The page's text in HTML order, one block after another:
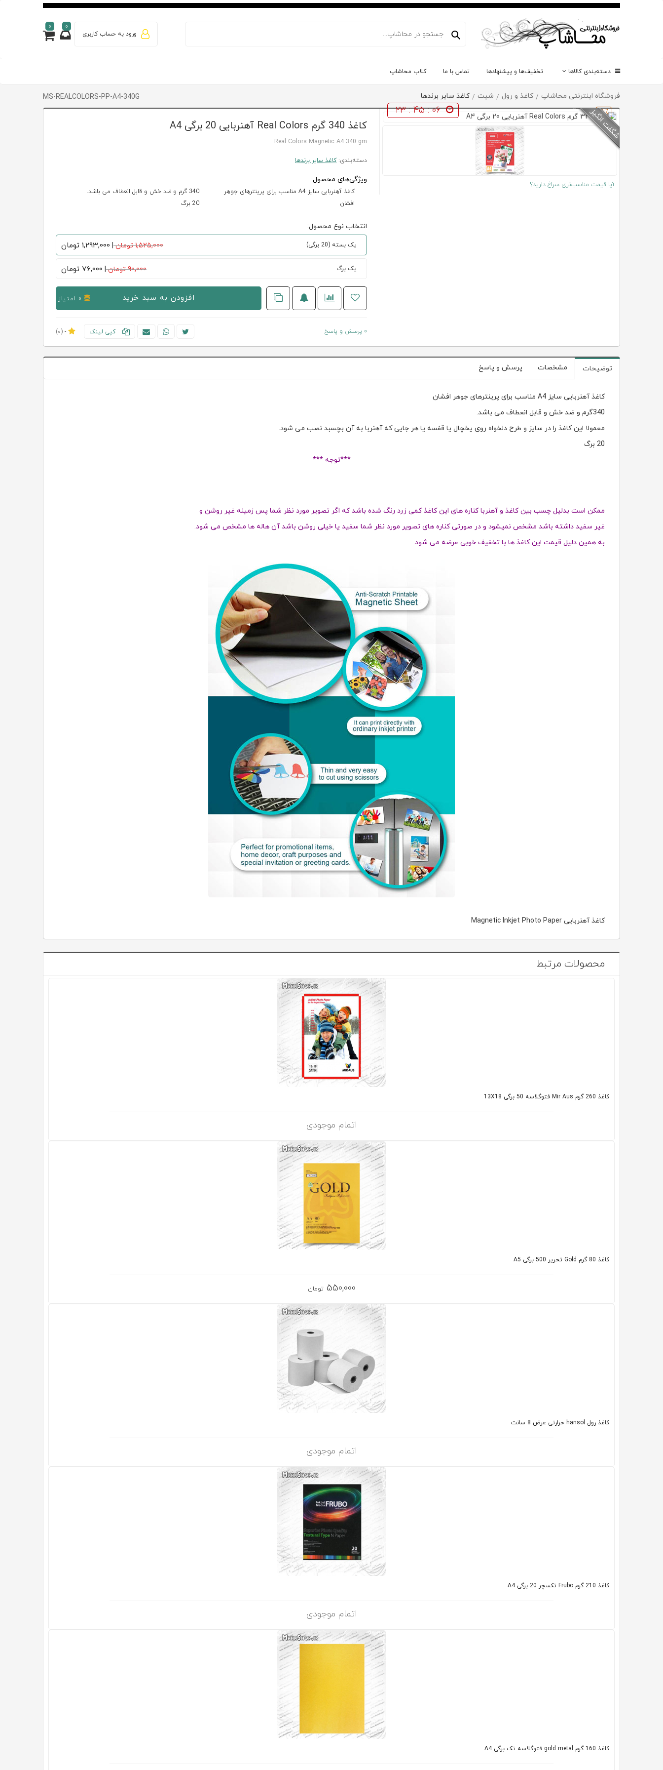
ورود به حساب کاربری
0
0
دسته‌بندی کالاها تخفیف‌ها و پیشنهادها تماس با ما کلاب محاشاپ
فروشگاه اینترنتی محاشاپ / کاغذ و رول / شیت / کاغذ سایر برندها MS-REALCOLORS-PP-A4-340G
23 : 45 : 05 16٪
آیا قیمت مناسب‌تری سراغ دارید؟
کاغذ 340 گرم Real Colors آهنربایی 20 برگی A4
Real Colors Magnetic A4 340 gm
دسته‌بندی:کاغذ سایر برندها
ویژگی‌های محصول:
کاغذ آهنربایی سایز A4 مناسب برای پرینترهای جوهر
افشان
340 گرم و ضد خش و قابل انعطاف می باشد.
20 برگ
انتخاب نوع محصول:
یک بسته (20 برگی) 1,525,000 تومان |
1,293,000 تومان
یک برگ 90,000 تومان |
76,000 تومان
افزودن به سبد خرید 0 امتیاز
0 پرسش و پاسخ کپی لینک -
(0)
توضیحات مشخصات پرسش و پاسخ
کاغذ آهنربایی سایز A4 مناسب برای پرینترهای جوهر افشان
340گرم و ضد خش و قابل انعطاف می باشد.
معمولا این کاغذ را در سایز و طرح دلخواه روی یخچال یا قفسه یا هر جایی که آهنربا به آن بچسبد نصب می شود.
20 برگ
***توجه ***
ممکن است بدلیل چسب بین کاغذ و آهنربا کناره های این کاغذ کمی زرد رنگ شده باشد که اگر تصویر مورد نظر شما پس زمینه غیر روشن و
غیر سفید داشته باشد مشخص نمیشود و در صورتی کناره های تصویر مورد نظر شما سفید یا خیلی روشن باشد آن هاله ها مشخص می شود.
به همین دلیل قیمت این کاغذ ها با تخفیف خوبی عرضه می شود.
کاغذ آهنربایی Magnetic Inkjet Photo Paper
محصولات مرتبط
کاغذ 260 گرم Mir Aus فتوگلاسه 50 برگی 13X18
اتمام موجودی
کاغذ 80 گرم Gold تحریر 500 برگی A5
550,000 تومان
کاغذ رول hansol حرارتی عرض 8 سانت
اتمام موجودی
کاغذ 210 گرم Frubo تکسچر 20 برگی A4
اتمام موجودی
کاغذ 160 گرم gold metal فتوگلاسه تک برگی A4